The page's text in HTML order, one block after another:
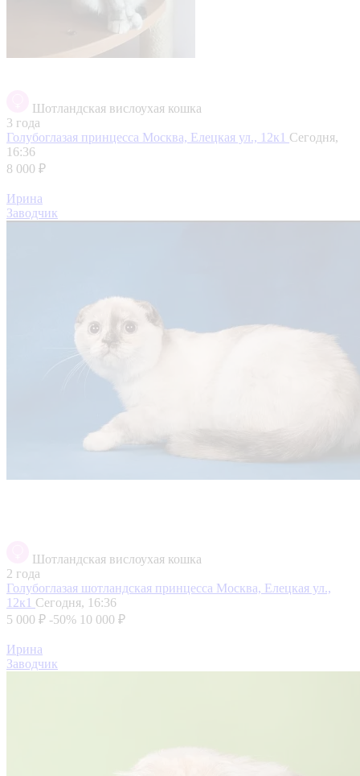
Шотландская вислоухая кошка
3 года
Голубоглазая принцесса Москва, Елецкая ул., 12к1 Сегодня,
16:36
8 000 ₽
Ирина
Заводчик
Шотландская вислоухая кошка
2 года
Голубоглазая шотландская принцесса Москва, Елецкая ул.,
12к1 Сегодня, 16:36
5 000 ₽ -50% 10 000 ₽
Ирина
Заводчик